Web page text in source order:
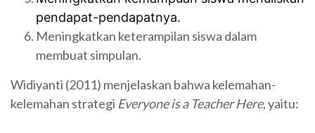
pendapat-pendapatnya.
Meningkatkan keterampilan siswa dalam
membuat simpulan.
Widiyanti (2011) menjelaskan bahwa kelemahan-
kelemahan strategi Everyone is a Teacher Here, yaitu: